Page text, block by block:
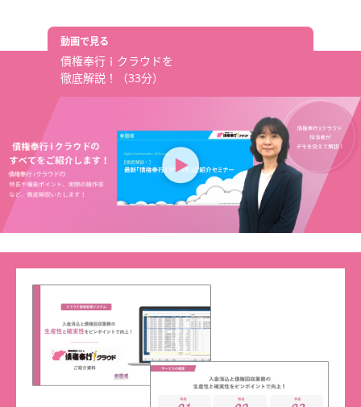
動画で見る
債権奉行ｉクラウドを
徹底解説！（33分）